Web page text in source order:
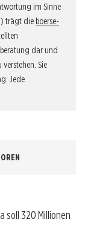
im Sinne
trägt die boerse-
dar und
Sie
Jede
soll 320 Millionen